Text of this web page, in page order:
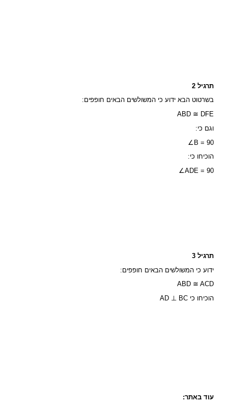
תרגיל 2
בשרטוט הבא ידוע כי המשולשים הבאים חופפים:
ABD ≅ DFE
וגם כי:
∠B = 90
הוכיחו כי:
∠ADE = 90
תרגיל 3
ידוע כי המשולשים הבאים חופפים:
ABD ≅ ACD
הוכיחו כי AD ⊥ BC
עוד באתר: